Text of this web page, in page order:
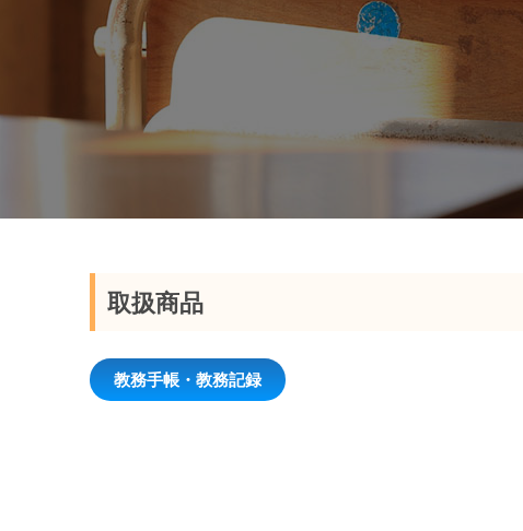
取扱商品
教務手帳・教務記録